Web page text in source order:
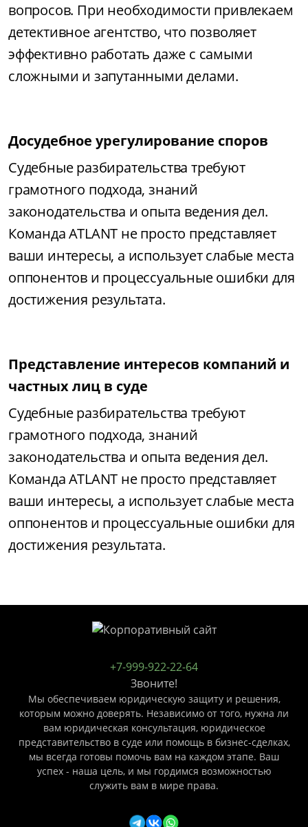
вопросов. При необходимости привлекаем
детективное агентство, что позволяет
эффективно работать даже с самыми
сложными и запутанными делами.
Досудебное урегулирование споров
Судебные разбирательства требуют
грамотного подхода, знаний
законодательства и опыта ведения дел.
Команда ATLANT не просто представляет
ваши интересы, а использует слабые места
оппонентов и процессуальные ошибки для
достижения результата.
Представление интересов компаний и
частных лиц в суде
Судебные разбирательства требуют
грамотного подхода, знаний
законодательства и опыта ведения дел.
Команда ATLANT не просто представляет
ваши интересы, а использует слабые места
оппонентов и процессуальные ошибки для
достижения результата.
+7-999-922-22-64
Звоните!
Мы обеспечиваем юридическую защиту и решения,
которым можно доверять. Независимо от того, нужна ли
вам юридическая консультация, юридическое
представительство в суде или помощь в бизнес-сделках,
мы всегда готовы помочь вам на каждом этапе. Ваш
успех - наша цель, и мы гордимся возможностью
служить вам в мире права.